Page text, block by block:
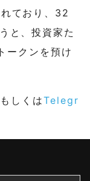
ており、32
と、投資家た
クンを預け
もしくはTelegr